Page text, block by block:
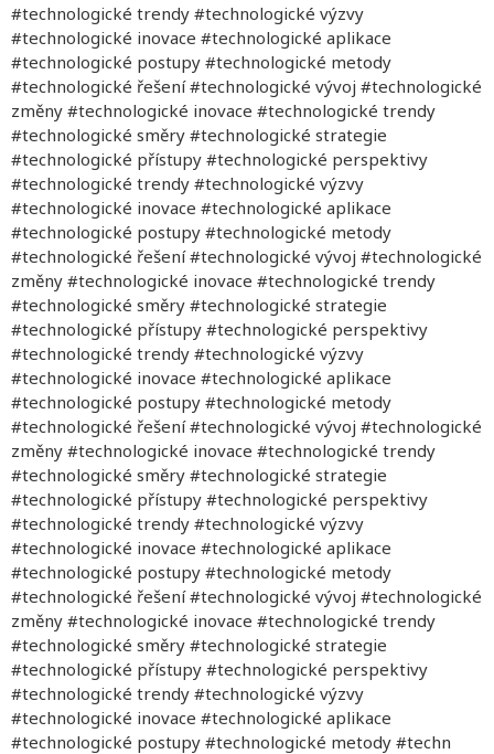
#technologické trendy #technologické výzvy
#technologické inovace #technologické aplikace
#technologické postupy #technologické metody
#technologické řešení #technologické vývoj #technologické
změny #technologické inovace #technologické trendy
#technologické směry #technologické strategie
#technologické přístupy #technologické perspektivy
#technologické trendy #technologické výzvy
#technologické inovace #technologické aplikace
#technologické postupy #technologické metody
#technologické řešení #technologické vývoj #technologické
změny #technologické inovace #technologické trendy
#technologické směry #technologické strategie
#technologické přístupy #technologické perspektivy
#technologické trendy #technologické výzvy
#technologické inovace #technologické aplikace
#technologické postupy #technologické metody
#technologické řešení #technologické vývoj #technologické
změny #technologické inovace #technologické trendy
#technologické směry #technologické strategie
#technologické přístupy #technologické perspektivy
#technologické trendy #technologické výzvy
#technologické inovace #technologické aplikace
#technologické postupy #technologické metody
#technologické řešení #technologické vývoj #technologické
změny #technologické inovace #technologické trendy
#technologické směry #technologické strategie
#technologické přístupy #technologické perspektivy
#technologické trendy #technologické výzvy
#technologické inovace #technologické aplikace
#technologické postupy #technologické metody #techn